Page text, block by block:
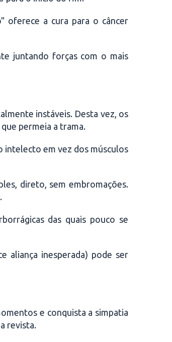
oferece a cura para o câncer
juntando forças com o mais
instáveis. Desta vez, os
permeia a trama.
intelecto em vez dos músculos
direto, sem embromações.
das quais pouco se
aliança inesperada) pode ser
e conquista a simpatia
revista.